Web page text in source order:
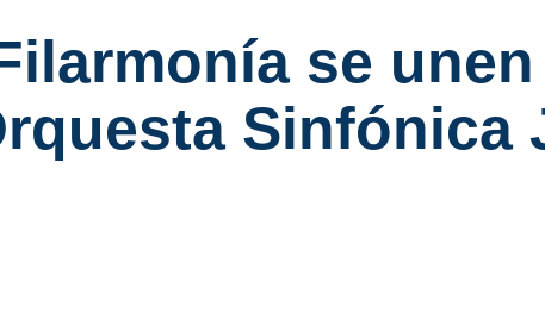
se unen
Sinfónica